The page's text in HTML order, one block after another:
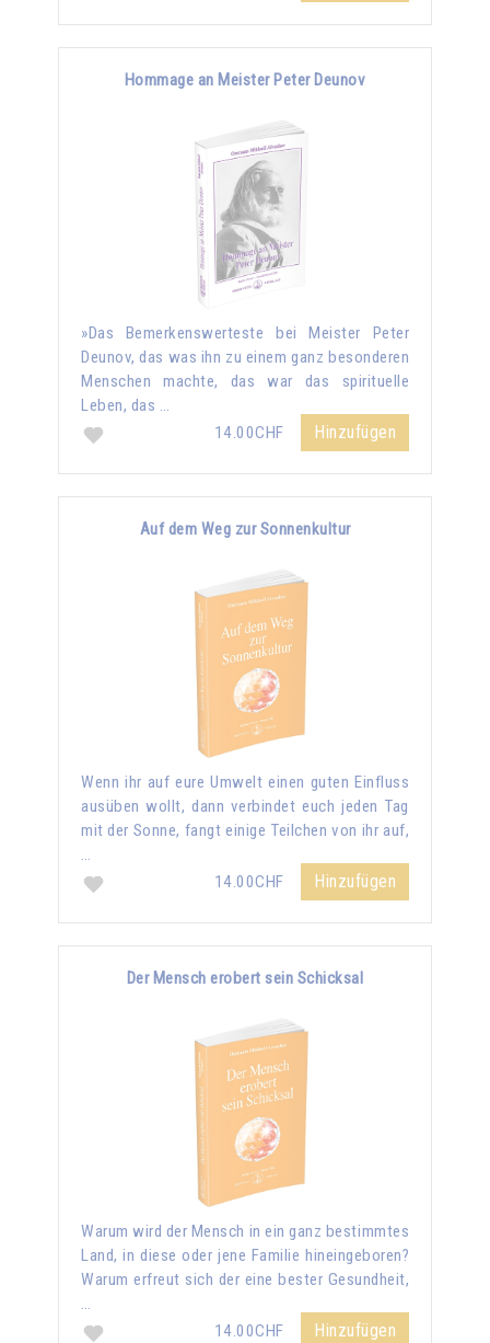
Hommage an Meister Peter Deunov
»Das Bemerkenswerteste bei Meister Peter
Deunov, das was ihn zu einem ganz besonderen
Menschen machte, das war das spirituelle
Leben, das …
14.00CHF
Hinzufügen
Auf dem Weg zur Sonnenkultur
Wenn ihr auf eure Umwelt einen guten Einfluss
ausüben wollt, dann verbindet euch jeden Tag
mit der Sonne, fangt einige Teilchen von ihr auf,
…
14.00CHF
Hinzufügen
Der Mensch erobert sein Schicksal
Warum wird der Mensch in ein ganz bestimmtes
Land, in diese oder jene Familie hineingeboren?
Warum erfreut sich der eine bester Gesundheit,
…
14.00CHF
Hinzufügen